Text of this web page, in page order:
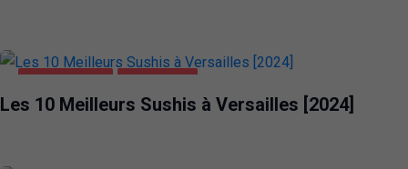
Les 10 Meilleurs Sushis à Versailles [2024]